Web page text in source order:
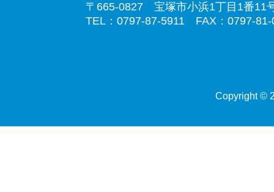
〒665-0827 宝塚市小浜1丁目1番11
TEL：0797-87-5911 FAX：0797-81-
Copyright ©